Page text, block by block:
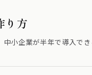
り方
小企業が半年で導入で